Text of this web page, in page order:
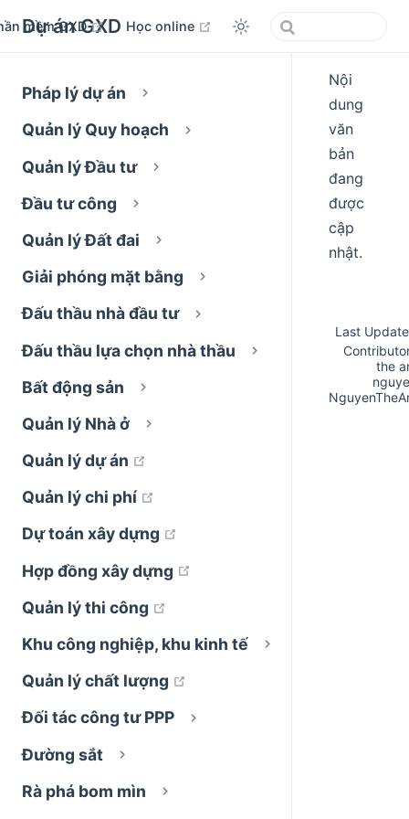
Dự án GXD
mềm GXD open in new window
Học online open in new window
Pháp lý dự án
Quản lý Quy hoạch
Quản lý Đầu tư
Đầu tư công
Quản lý Đất đai
Giải phóng mặt bằng
Đấu thầu nhà đầu tư
Đấu thầu lựa chọn nhà thầu
Bất động sản
Quản lý Nhà ở
Quản lý dự án
Quản lý chi phí
Dự toán xây dựng
Hợp đồng xây dựng
Quản lý thi công
Khu công nghiệp, khu kinh tế
Quản lý chất lượng
Đối tác công tư PPP
Đường sắt
Rà phá bom mìn
Nội
dung
văn
bản
đang
được
cập
nhật.
Last
the